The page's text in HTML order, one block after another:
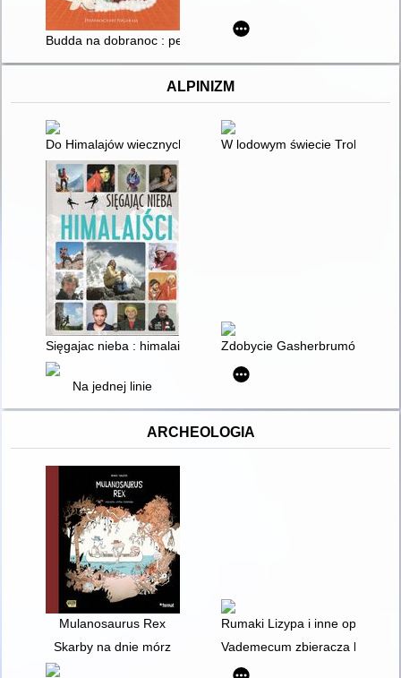
Budda na dobranoc : pełne miłości i mądrości opowiadania
ALPINIZM
Do Himalajów wiecznych śniegów skarbnicy
W lodowym świecie Trolli
Sięgajac nieba : himalaiści Zdobycie Gasherbrumów
Na jednej linie
ARCHEOLOGIA
Mulanosaurus Rex
Rumaki Lizypa i inne
Skarby na dnie mórz
Vademecum zbieracza